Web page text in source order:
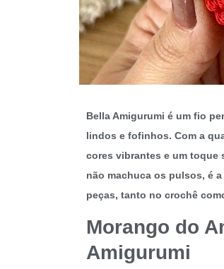
Bella Amigurumi é um fio
lindos e fofinhos. Com a
cores vibrantes e um toque
não machuca os pulsos, é
peças, tanto no crochê
Morango do
Amigurumi